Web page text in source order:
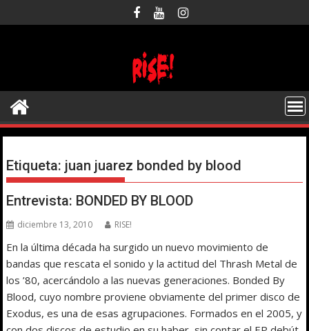
al
Etiqueta: juan juarez bonded by blood
Entrevista: BONDED BY BLOOD
diciembre 13, 2010 RISE!
En la última década ha surgido un nuevo movimiento de
bandas que rescata el sonido y la actitud del Thrash Metal de
los ’80, acercándolo a las nuevas generaciones. Bonded By
Blood, cuyo nombre proviene obviamente del primer disco de
Exodus, es una de esas agrupaciones. Formados en el 2005, y